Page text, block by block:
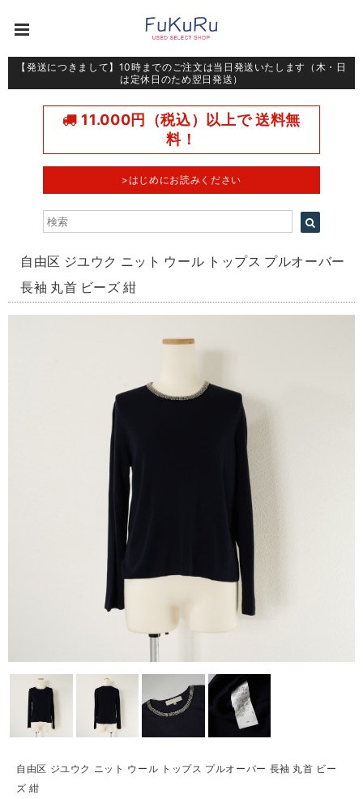
【発送につきまして】10時までのご注文は当日発送いたします（木・日
は定休日のため翌日発送）
11.000円（税込）以上で 送料無
料！
>はじめにお読みください
自由区 ジユウク ニット ウール トップス プルオーバー
長袖 丸首 ビーズ 紺
自由区 ジユウク ニット ウール トップス プルオーバー 長袖 丸首 ビー
ズ 紺